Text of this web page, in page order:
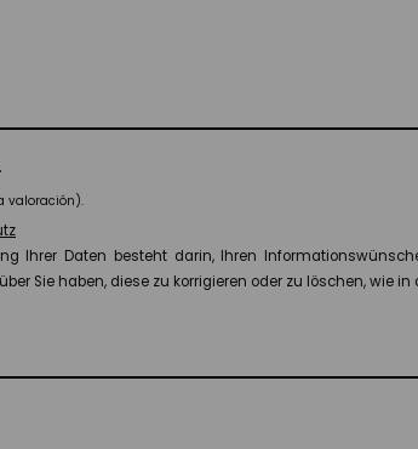
valoración).
Ihrer Daten besteht darin, Ihren
Sie haben, diese zu korrigieren oder zu löschen, wie in